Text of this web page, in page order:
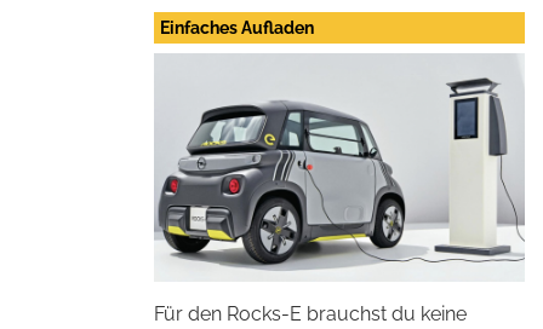
Einfaches Aufladen
Für den Rocks-E brauchst du keine